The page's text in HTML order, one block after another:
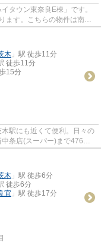
タウン東奈良E棟」です。
ます。こちらの物件は南向
...
木 」駅 徒歩11分
徒歩11分
15分
駅にも近くて便利。日々の
条店(スーパー)まで476m
木 」駅 徒歩6分
徒歩6分
宜 」駅 徒歩17分